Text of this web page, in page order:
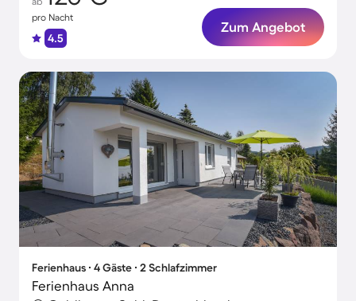
pro Nacht
4.5
Zum Angebot
Ferienhaus ∙ 4 Gäste ∙ 2 Schlafzimmer
Ferienhaus Anna